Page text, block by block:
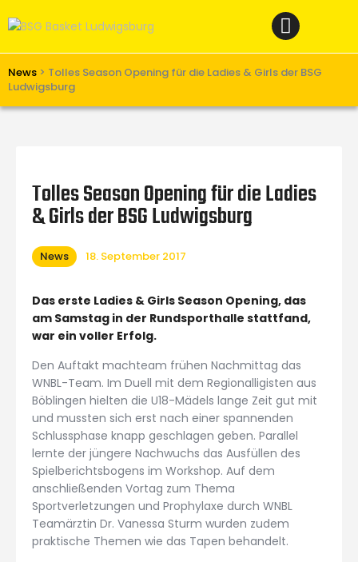
News > Tolles Season Opening für die Ladies & Girls der BSG
Ludwigsburg
Verein
Teams W
Unterstützen
Links
Tolles Season Opening für die Ladies
& Girls der BSG Ludwigsburg
News 18. September 2017
Das erste Ladies & Girls Season Opening, das
am Samstag in der Rundsporthalle stattfand,
war ein voller Erfolg.
Den Auftakt machteam frühen Nachmittag das
WNBL-Team. Im Duell mit dem Regionalligisten aus
Böblingen hielten die U18-Mädels lange Zeit gut mit
und mussten sich erst nach einer spannenden
Schlussphase knapp geschlagen geben. Parallel
lernte der jüngere Nachwuchs das Ausfüllen des
Spielberichtsbogens im Workshop. Auf dem
anschließenden Vortag zum Thema
Sportverletzungen und Prophylaxe durch WNBL
Teamärztin Dr. Vanessa Sturm wurden zudem
praktische Themen wie das Tapen behandelt.